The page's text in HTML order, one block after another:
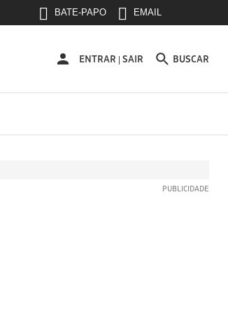
BATE-PAPO EMAIL
ENTRAR
ENTRAR | SAIR BUSCAR